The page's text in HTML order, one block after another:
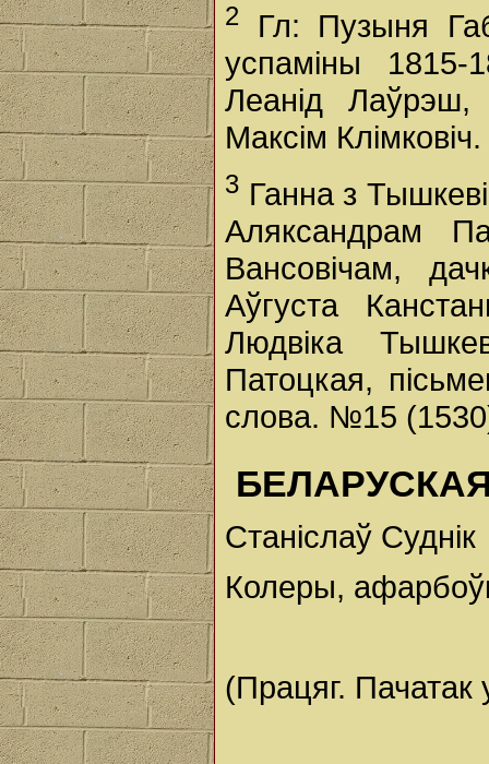
2
Гл: Пузыня
успаміны 1815-
Леанід Лаўрэш,
Максім
3 Ганна з
Аляксандрам
Вансовічам,
Аўгуста
Людвіка
Патоцкая,
слова. №15
Станіслаў Суднік
Колеры,
(Працяг. Пачатак